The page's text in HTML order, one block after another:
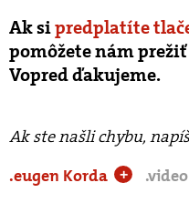
Ak sipredplatíte
pomôžete nám
Vopred ďakujeme.
Ak ste našli chybu,
.eugen Korda
+ .video